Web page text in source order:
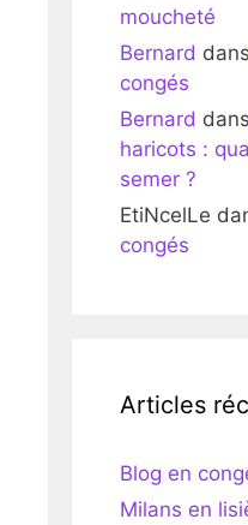
moucheté
Bernard dans
congés
Bernard dans
haricots :
semer ?
EtiNcelLe
congés
Articles
Blog en
Milans en